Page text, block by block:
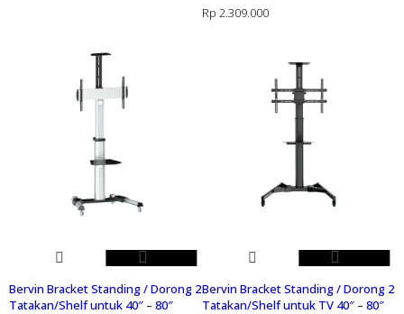
Rp 2.309.000
Bervin Bracket Standing / Dorong 2
Tatakan/Shelf untuk 40″ – 80″
Bervin Bracket Standing / Dorong 2
Tatakan/Shelf untuk TV 40″ – 80″